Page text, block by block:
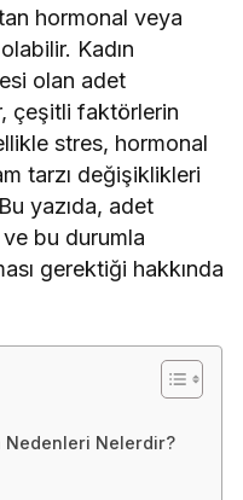
hormonal veya
Kadın
olan adet
çeşitli faktörlerin
stres, hormonal
tarzı değişiklikleri
yazıda, adet
bu durumla
gerektiği hakkında
Nedenleri Nelerdir?